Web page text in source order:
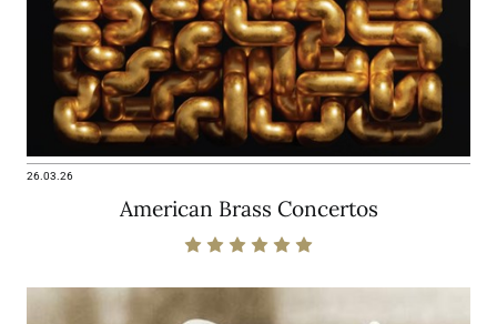
26.03.26
American Brass Concertos